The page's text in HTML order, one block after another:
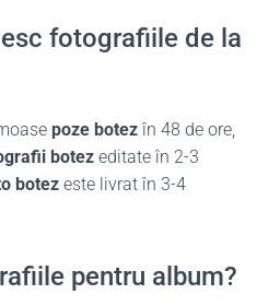
fotografiile de la
poze botez în 48 de ore,
botez editate în 2-3
botez este livrat în 3-4
pentru album?